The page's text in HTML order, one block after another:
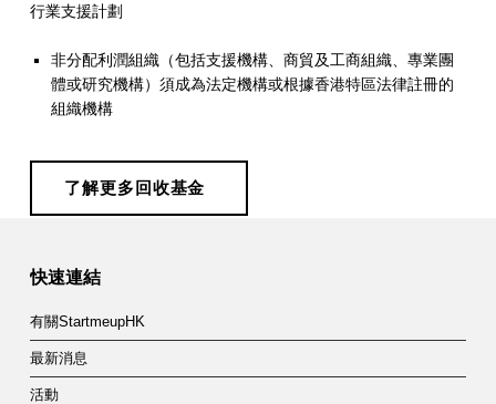
行業支援計劃
非分配利潤組織（包括支援機構、商貿及工商組織、專業團
體或研究機構）須成為法定機構或根據香港特區法律註冊的
組織機構
了解更多回收基金
Skip back to main navigation
快速連結
有關StartmeupHK
最新消息
活動